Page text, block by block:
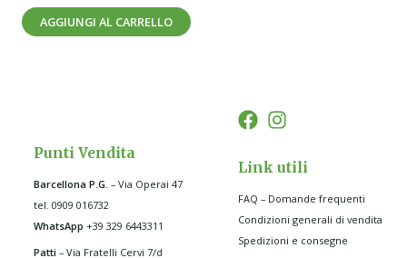
AGGIUNGI AL CARRELLO
Punti Vendita
Barcellona P.G. – Via Operai 47
tel. 0909 016732
WhatsApp +39 329 6443311
Patti – Via Fratelli Cervi 7/d
Link utili
FAQ – Domande frequenti
Condizioni generali di vendita
Spedizioni e consegne